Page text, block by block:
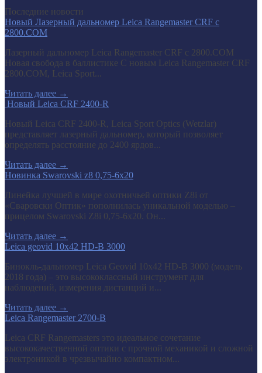
Последние новости
Новый Лазерный дальномер Leica Rangemaster CRF с
2800.COM
Лазерный дальномер Leica Rangemaster CRF с 2800.COM
Новая свобода в баллистике С новым Leica Rangemaster CRF
2800.COM, Leica Sport...
Читать далее →
​ Новый Leica CRF 2400-R
Новый Leica CRF 2400-R, Leica Sport Optics (Wetzlar)
представляет лазерный дальномер, который позволяет
определять расстояние до 2400 ярдов...
Читать далее →
Новинка Swarovski z8 0,75-6x20
Линейка лучшей в мире охотничьей оптики Z8i от
«Сваровски Оптик» пополнилась уникальной моделью –
прицелом Swarovski Z8i 0,75-6x20. Он...
Читать далее →
Leica geovid 10x42 HD-B 3000
Бинокль-дальномер Leica Geovid 10x42 HD-В 3000 (модель
2018 года) – это высококлассный инструмент для
наблюдений, измерения дистанций и...
Читать далее →
Leica Rangemaster 2700-B
Leica CRF Rangemasters это идеальное сочетание
высококачественной оптики с прочной механикой и сложной
электроникой в чрезвычайно компактном...